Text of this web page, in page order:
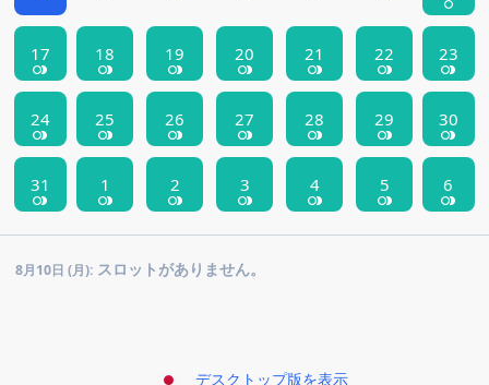
17 18 19 20 21 22 23
24 25 26 27 28 29 30
31 1 2 3 4 5 6
8月10日 (月): スロットがありません。
デスクトップ版を表示